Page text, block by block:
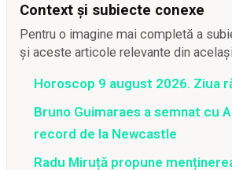
Context și subiecte conexe
Pentru o imagine mai completă a
și aceste articole relevante din
Horoscop 9 august 2026. Ziua
Bruno Guimaraes a semnat cu
record de la Newcastle
Radu Miruță propune